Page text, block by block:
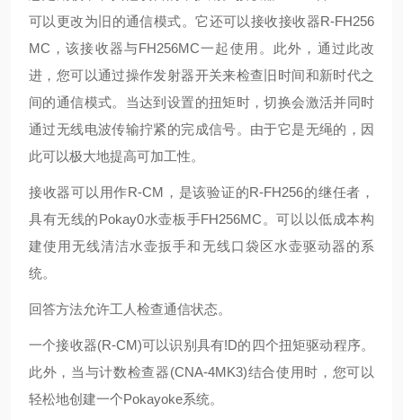
可以更改为旧的通信模式。它还可以接收接收器R-FH256
MC，该接收器与FH256MC一起使用。此外，通过此改
进，您可以通过操作发射器开关来检查旧时间和新时代之
间的通信模式。当达到设置的扭矩时，切换会激活并同时
通过无线电波传输拧紧的完成信号。由于它是无绳的，因
此可以极大地提高可加工性。
接收器可以用作R-CM，是该验证的R-FH256的继任者，
具有无线的Pokay0水壶板手FH256MC。可以以低成本构
建使用无线清洁水壶扳手和无线口袋区水壶驱动器的系
统。
回答方法允许工人检查通信状态。
一个接收器(R-CM)可以识别具有!D的四个扭矩驱动程序。
此外，当与计数检查器(CNA-4MK3)结合使用时，您可以
轻松地创建一个Pokayoke系统。